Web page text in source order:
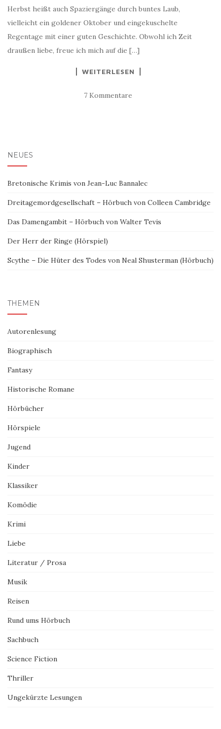
Herbst heißt auch Spaziergänge durch buntes Laub,
vielleicht ein goldener Oktober und eingekuschelte
Regentage mit einer guten Geschichte. Obwohl ich Zeit
draußen liebe, freue ich mich auf die […]
WEITERLESEN
7 Kommentare
NEUES
Bretonische Krimis von Jean-Luc Bannalec
Dreitagemordgesellschaft – Hörbuch von Colleen Cambridge
Das Damengambit – Hörbuch von Walter Tevis
Der Herr der Ringe (Hörspiel)
Scythe – Die Hüter des Todes von Neal Shusterman (Hörbuch)
THEMEN
Autorenlesung
Biographisch
Fantasy
Historische Romane
Hörbücher
Hörspiele
Jugend
Kinder
Klassiker
Komödie
Krimi
Liebe
Literatur / Prosa
Musik
Reisen
Rund ums Hörbuch
Sachbuch
Science Fiction
Thriller
Ungekürzte Lesungen